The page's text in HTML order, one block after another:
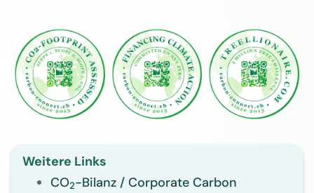
Weitere Links
CO2-Bilanz / Corporate Carbon